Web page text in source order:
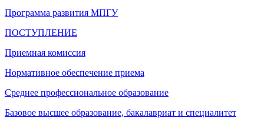
Программа развития МПГУ
ПОСТУПЛЕНИЕ
Приемная комиссия
Нормативное обеспечение приема
Среднее профессиональное образование
Базовое высшее образование, бакалавриат и специалитет